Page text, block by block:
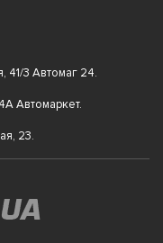
41/3 Автомаг 24.
Автомаркет.
23.